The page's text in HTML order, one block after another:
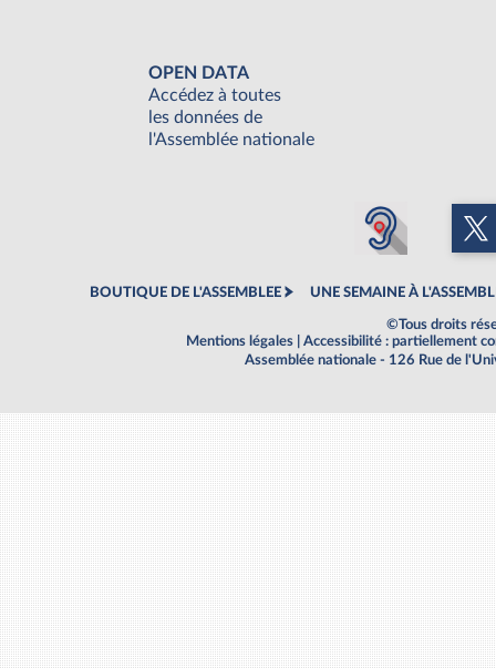
OPEN DATA
Accédez à toutes
les données de
l'Assemblée nationale
BOUTIQUE DE L'ASSEMBLEE UNE SEMAINE À
©Tous droits
Mentions légales
Accessibilité : partiellement
Assemblée nationale - 126 Rue de